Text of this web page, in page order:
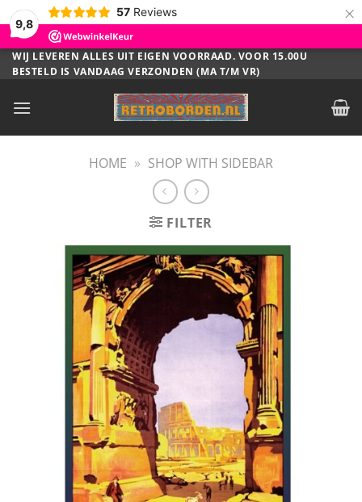
9,8
57 Reviews ×
Ga
naar
WIJ LEVEREN ALLES UIT EIGEN VOORRAAD. VOOR 15.00U
BESTELD IS VANDAAG VERZONDEN (MA T/M VR)
HOME » SHOP WITH SIDEBAR
FILTER